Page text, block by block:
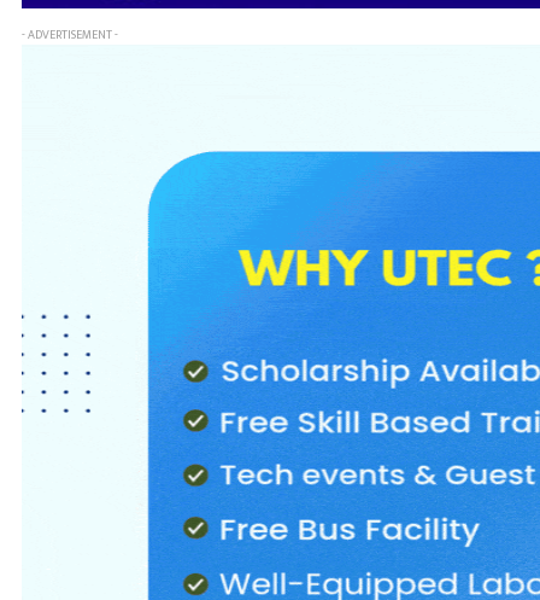
- ADVERTISEMENT -